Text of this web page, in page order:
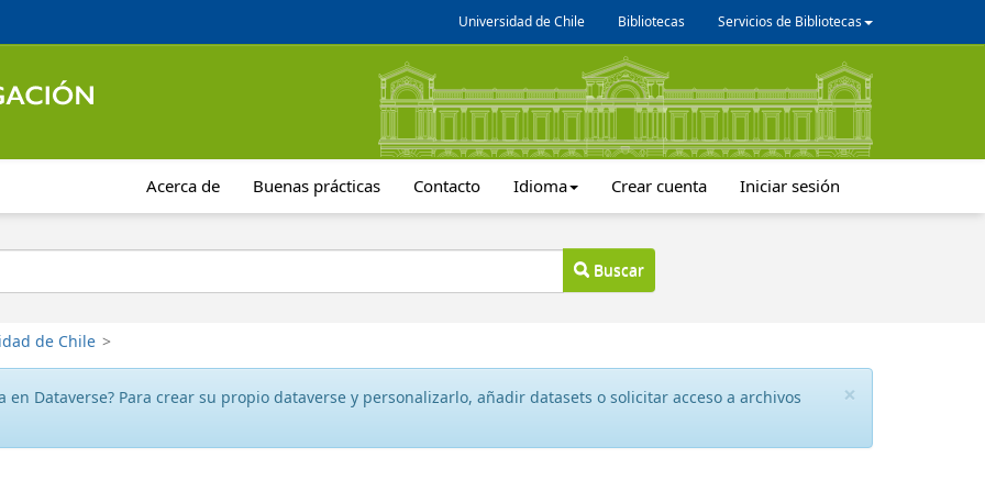
Universidad de Chile Bibliotecas Servicios de Bibliotecas
Acerca de Buenas prácticas Contacto Idioma Crear cuenta Iniciar sesión
Buscar
de Chile >
×
en Dataverse? Para crear su propio dataverse y personalizarlo, añadir datasets o solicitar acceso a archivos